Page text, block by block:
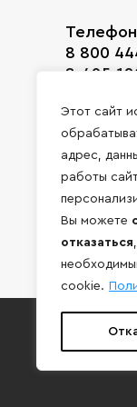
Этот сайт
адрес,
работы
Вы можете
отказаться
cookie.
8 800
8 495
E-mail:
Часы
без
Внимание!